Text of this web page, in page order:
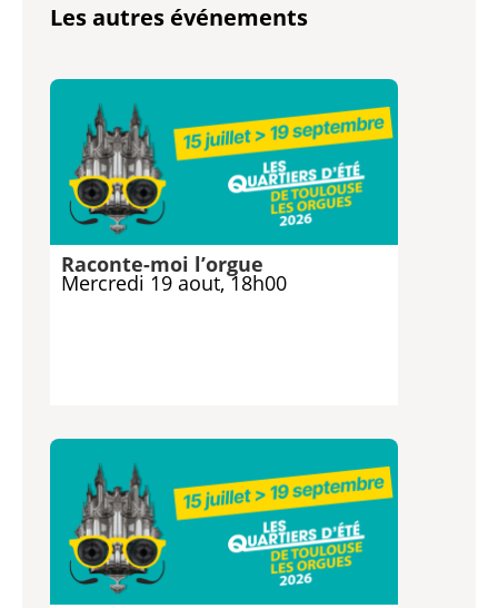
Les autres événements
Raconte-moi l’orgue
Mercredi 19 aout, 18h00